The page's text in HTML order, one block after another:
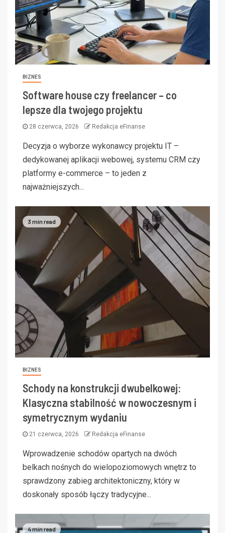
BIZNES
Software house czy freelancer – co
lepsze dla twojego projektu
28 czerwca, 2026 Redakcja eFinanse
Decyzja o wyborze wykonawcy projektu IT –
dedykowanej aplikacji webowej, systemu CRM czy
platformy e-commerce – to jeden z
najważniejszych...
3 min read
BIZNES
Schody na konstrukcji dwubelkowej:
Klasyczna stabilność w nowoczesnym i
symetrycznym wydaniu
21 czerwca, 2026 Redakcja eFinanse
Wprowadzenie schodów opartych na dwóch
belkach nośnych do wielopoziomowych wnętrz to
sprawdzony zabieg architektoniczny, który w
doskonały sposób łączy tradycyjne...
4 min read